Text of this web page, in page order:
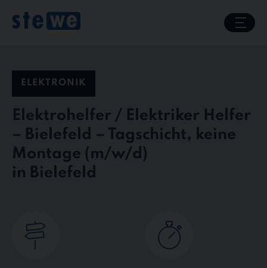
content
ELEKTRONIK
Elektrohelfer / Elektriker Helfer
– Bielefeld – Tagschicht, keine
Montage
in Bielefeld